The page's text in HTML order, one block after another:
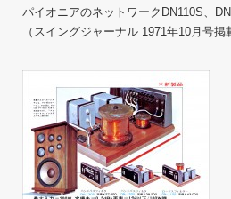
パイオニアのネットワークDN110S、
（スイングジャーナル 1971年10月号掲